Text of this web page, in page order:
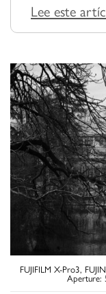
Lee este
FUJIFILM X-Pro3,
Aperture: